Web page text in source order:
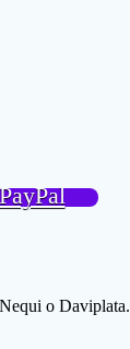
o Daviplata.